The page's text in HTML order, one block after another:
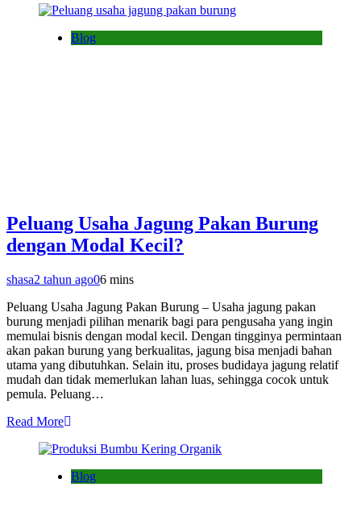
Blog
Peluang Usaha Jagung Pakan Burung
dengan Modal Kecil?
shasa2 tahun ago06 mins
Peluang Usaha Jagung Pakan Burung – Usaha jagung pakan
burung menjadi pilihan menarik bagi para pengusaha yang ingin
memulai bisnis dengan modal kecil. Dengan tingginya permintaan
akan pakan burung yang berkualitas, jagung bisa menjadi bahan
utama yang dibutuhkan. Selain itu, proses budidaya jagung relatif
mudah dan tidak memerlukan lahan luas, sehingga cocok untuk
pemula. Peluang…
Read More
Blog